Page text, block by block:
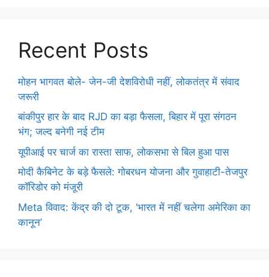
Recent Posts
मोहन भागवत बोले- जेन-जी देशविरोधी नहीं, लोकतंत्र में संवाद
जरूरी
बांकीपुर हार के बाद RJD का बड़ा फैसला, बिहार में पूरा संगठन
भंग; जल्द बनेगी नई टीम
यूपीआई पर चार्ज का रास्ता साफ, लोकसभा से बिल हुआ पास
मोदी कैबिनेट के बड़े फैसले: गोबरधन योजना और गुवाहाटी-तेजपुर
कॉरिडोर को मंजूरी
Meta विवाद: केंद्र की दो टूक, ‘भारत में नहीं चलेगा अमेरिका का
कानून’